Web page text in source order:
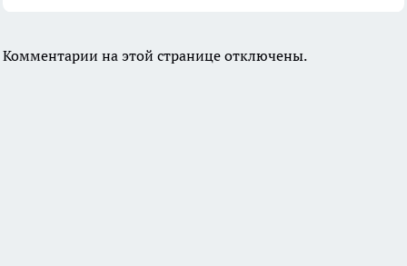
Комментарии на этой странице отключены.